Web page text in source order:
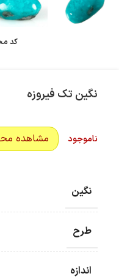
کد
نگین تک فیروزه
ناموجود مشاهده
نگین
طرح
اندازه